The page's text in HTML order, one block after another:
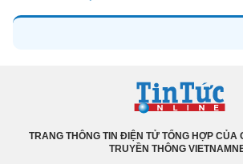
TRANG THÔNG TIN ĐIỆN TỬ TỔNG HỢP CỦA
TRUYỀN THÔNG